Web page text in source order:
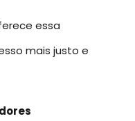
essa
mais justo e